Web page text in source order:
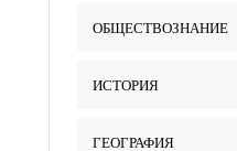
ОБЩЕСТВОЗНАНИЕ
ИСТОРИЯ
ГЕОГРАФИЯ